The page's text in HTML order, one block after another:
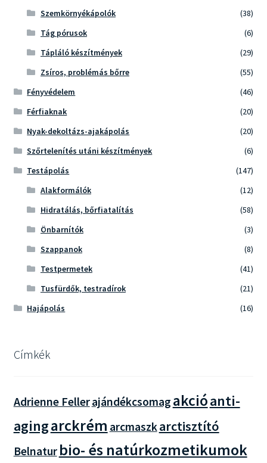
Szemkörnyékápolók
(38)
Tág pórusok
(6)
Tápláló készítmények
(29)
Zsíros, problémás bőrre
(55)
Fényvédelem
(46)
Férfiaknak
(20)
Nyak-dekoltázs-ajakápolás
(20)
Szőrtelenítés utáni készítmények
(6)
Testápolás
(147)
Alakformálók
(12)
Hidratálás, bőrfiatalítás
(58)
Önbarnítók
(3)
Szappanok
(8)
Testpermetek
(41)
Tusfürdők, testradírok
(21)
Hajápolás
(16)
Címkék
Adrienne Fellerajándékcsomag akcióanti-
agingarckrém arcmaszkarctisztító
Belnatur bio- és natúrkozmetikumok